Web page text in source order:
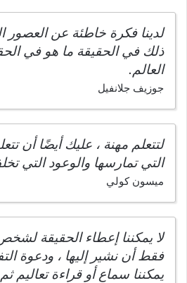
لدينا فكرة خاطئة عن العصور
ذلك في الحقيقة ما هو في
العالم.
جوزيف جلانفيل
لتتعلم مهنة ، عليك أيضًا أن
التي تمارسها والوعود التي
ميسون كولي
لا يمكننا إعطاء الحقيقة
فقط أن نشير إليها ، ودعوة
يمكننا سماع أو قراءة تعاليم